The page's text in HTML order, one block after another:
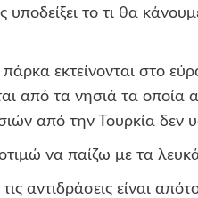
υποδείξει το τι θα
εκτείνονται στο
από τα νησιά τα
από την Τουρκία δεν
να παίζω με τα
αντιδράσεις είναι